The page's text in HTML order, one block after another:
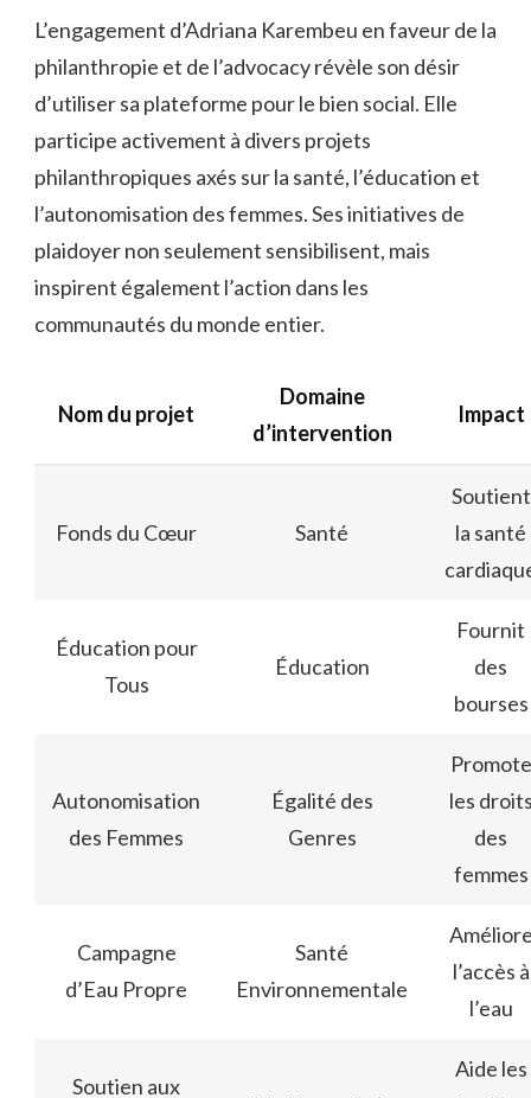
L’engagement d’Adriana Karembeu en faveur de la
philanthropie et de l’advocacy révèle son désir
d’utiliser sa plateforme pour le bien social. Elle
participe activement à divers projets
philanthropiques axés sur la santé, l’éducation et
l’autonomisation des femmes. Ses initiatives de
plaidoyer non seulement sensibilisent, mais
inspirent également l’action dans les
communautés du monde entier.
Nom du projet
Domaine
d’intervention
Impact
Fonds du Cœur Santé
Soutient
la santé
Éducation pour
Tous
Éducation
Fournit
des
bourses
Autonomisation
des Femmes
Égalité des
Genres
Promote
les
des
femmes
Campagne
d’Eau Propre
Santé
Environnementale
l’accès à
l’eau
Soutien aux
Aide les